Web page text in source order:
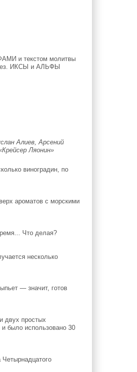
и текстом молитвы
ИКСЫ и АЛЬФЫ
Алиев, Арсений
Ляонин»
виноградин, по
ароматов с морскими
Что делая?
несколько
— значит, готов
двух простых
было использовано 30